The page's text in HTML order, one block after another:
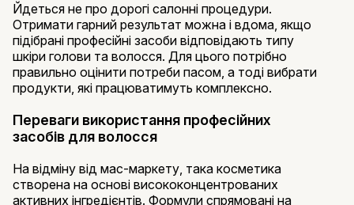
Йдеться не про дорогі салонні процедури.
Отримати гарний результат можна і вдома, якщо
підібрані професійні засоби відповідають типу
шкіри голови та волосся. Для цього потрібно
правильно оцінити потреби пасом, а тоді вибрати
продукти, які працюватимуть комплексно.
Переваги використання професійних
засобів для волосся
На відміну від мас-маркету, така косметика
створена на основі висококонцентрованих
активних інгредієнтів. Формули спрямовані на